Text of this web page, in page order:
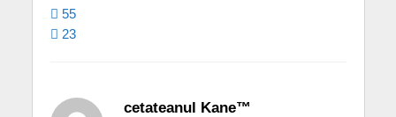
55
23
cetateanul Kane™